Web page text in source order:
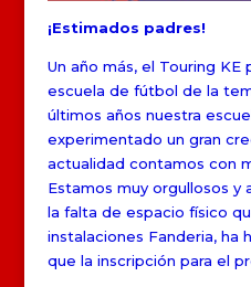
¡Estimados padres!
Un año más, el Touring KE
escuela de fútbol de la
últimos años nuestra
experimentado un gran
actualidad contamos con
Estamos muy orgullosos y
la falta de espacio físico
instalaciones Fanderia, ha
que la inscripción para el